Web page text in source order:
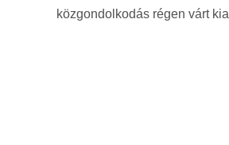
közgondolkodás régen várt